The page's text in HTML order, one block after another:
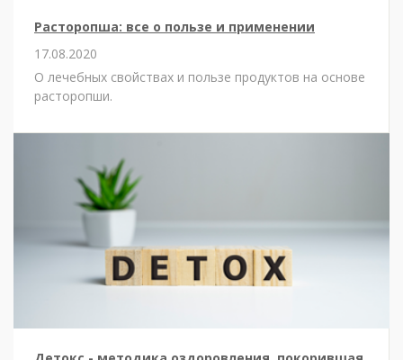
Расторопша: все о пользе и применении
17.08.2020
О лечебных свойствах и пользе продуктов на основе
расторопши.